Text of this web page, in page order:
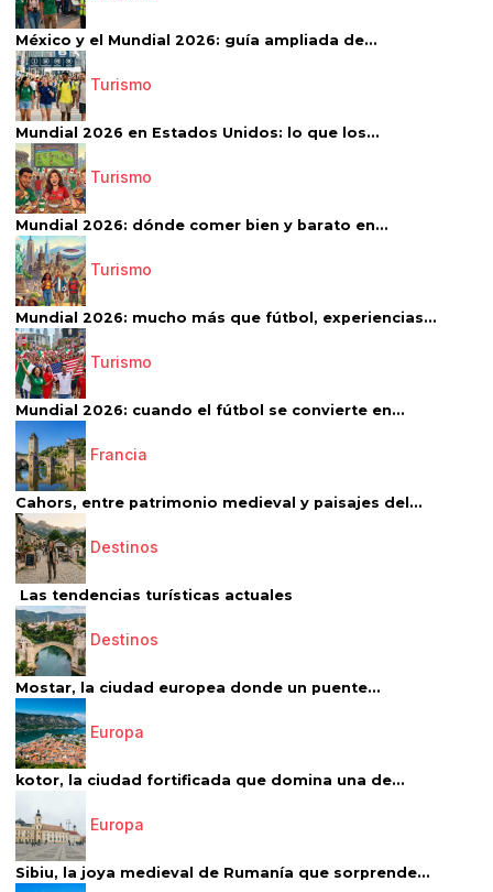
México y el Mundial 2026: guía ampliada de...
Turismo
Mundial 2026 en Estados Unidos: lo que los...
Turismo
Mundial 2026: dónde comer bien y barato en...
Turismo
Mundial 2026: mucho más que fútbol, experiencias...
Turismo
Mundial 2026: cuando el fútbol se convierte en...
Francia
Cahors, entre patrimonio medieval y paisajes del...
Destinos
Las tendencias turísticas actuales
Destinos
Mostar, la ciudad europea donde un puente...
Europa
kotor, la ciudad fortificada que domina una de...
Europa
Sibiu, la joya medieval de Rumanía que sorprende...